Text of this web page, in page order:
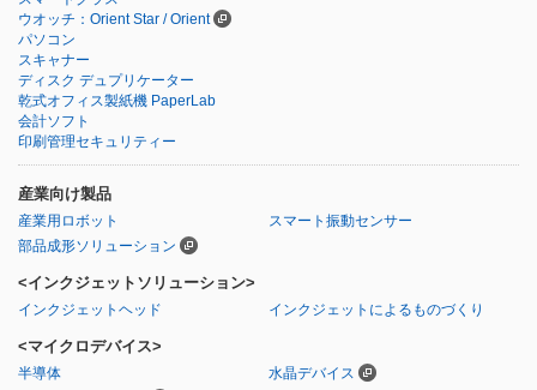
ウオッチ：Orient Star / Orient
パソコン
スキャナー
ディスク デュプリケーター
乾式オフィス製紙機 PaperLab
会計ソフト
印刷管理セキュリティー
産業向け製品
産業用ロボット
スマート振動センサー
部品成形ソリューション
<インクジェットソリューション>
インクジェットヘッド インクジェットによるものづくり
<マイクロデバイス>
半導体 水晶デバイス